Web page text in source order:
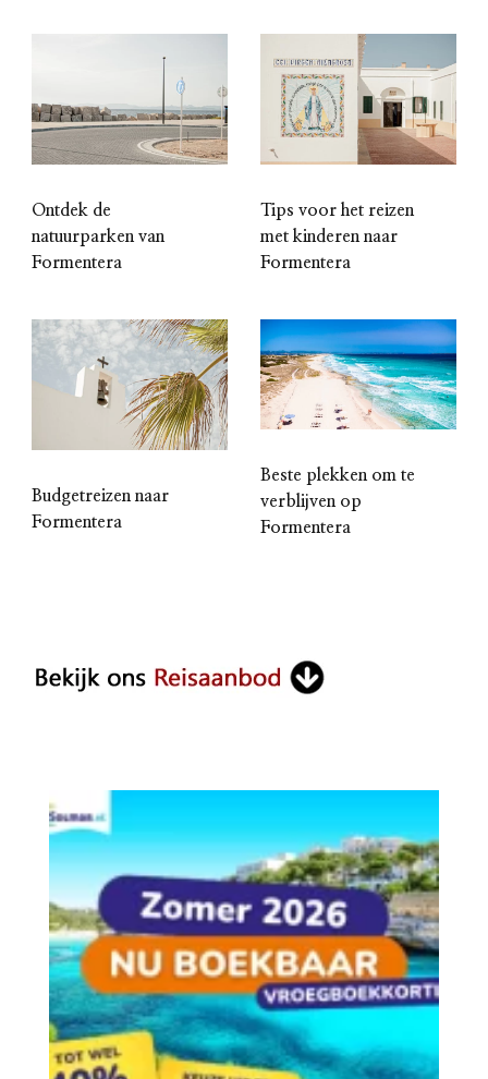
Ontdek de
natuurparken van
Formentera
Tips voor het reizen
met kinderen naar
Formentera
Budgetreizen naar
Formentera
Beste plekken om te
verblijven op
Formentera